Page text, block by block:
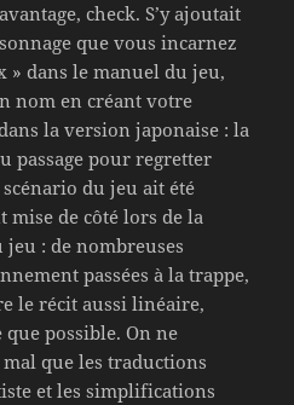
check. S’y ajoutait
que vous incarnez
» dans le manuel du jeu,
nom en créant votre
la version japonaise : la
passage pour regretter
du jeu ait été
de côté lors de la
: de nombreuses
passées à la trappe,
le récit aussi linéaire,
possible. On ne
que les traductions
et les simplifications